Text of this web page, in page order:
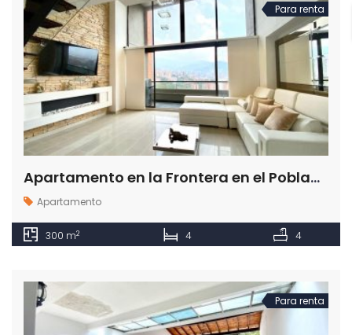
Para renta
Apartamento en la Frontera en el Poblado en la ciudad de Medellín
Apartamento
300 m2 4 4
Para renta